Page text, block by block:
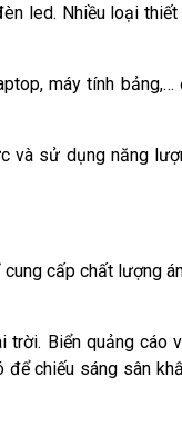
led. Nhiều loại
máy tính bảng,…
và sử dụng năng
cấp chất lượng
trời. Biển quảng cáo
chiếu sáng sân